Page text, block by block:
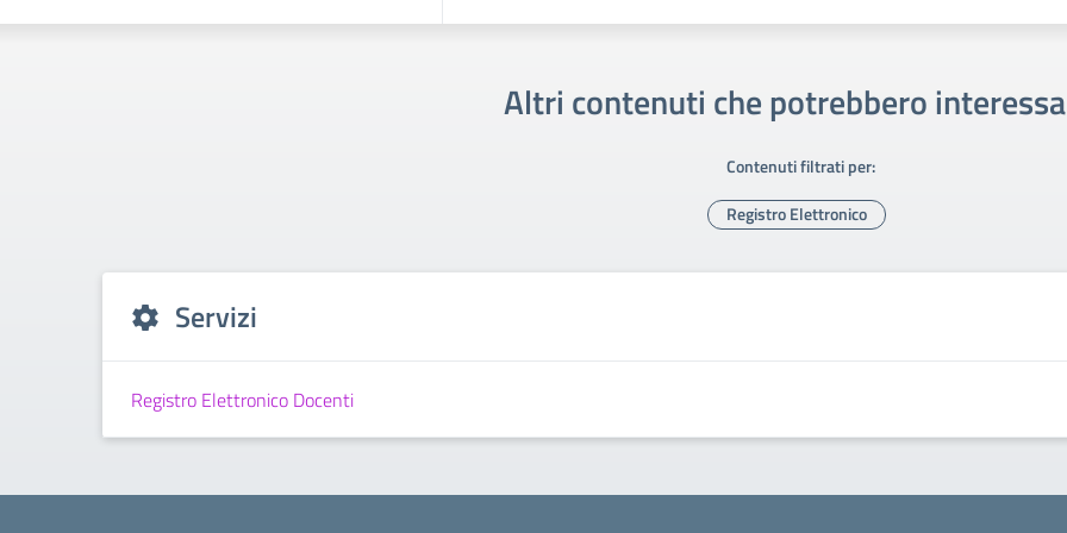
Altri contenuti che potrebbero
Contenuti filtrati per:
Registro Elettronico
Servizi
Registro Elettronico Docenti